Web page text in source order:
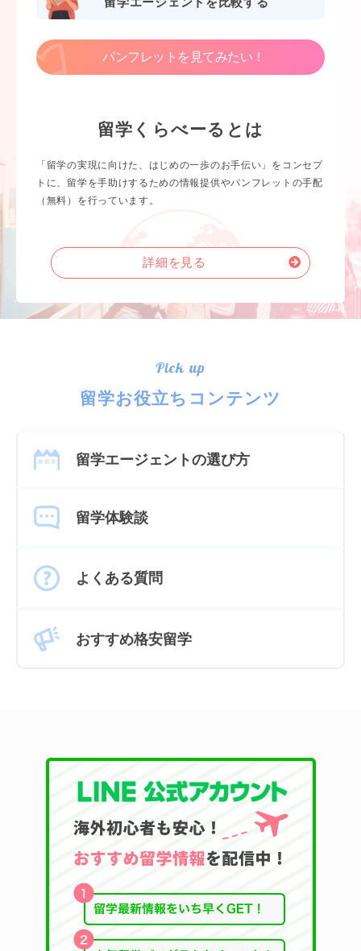
パンフレットを見てみたい！
留学くらべーるとは
「留学の実現に向けた、はじめの一歩のお手伝い」をコンセプ
トに、留学を手助けするための情報提供やパンフレットの手配
（無料）を行っています。
詳細を見る
Pick up
留学お役立ちコンテンツ
留学エージェントの選び方
留学体験談
よくある質問
おすすめ格安留学